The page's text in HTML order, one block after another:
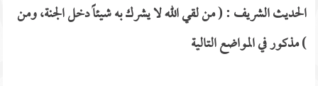
الحديث الشريف : ( من لقي الله لا يشرك به شيئاً دخل الجنة، ومن
) مذكور في المواضع التالية